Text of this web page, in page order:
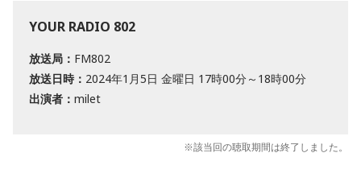
YOUR RADIO 802
放送局： FM802
放送日時： 2024年1月5日 金曜日 17時00分～18時00分
出演者： milet
※該当回の聴取期間は終了しました。